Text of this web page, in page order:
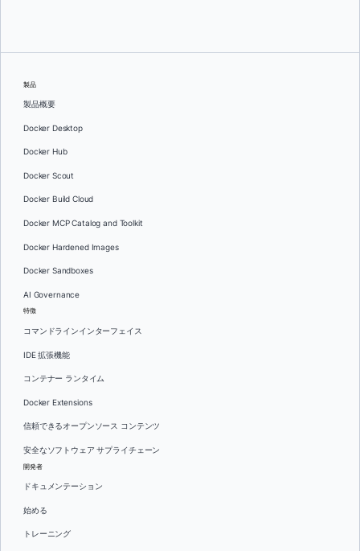
製品
製品概要
Docker Desktop
Docker Hub
Docker Scout
Docker Build Cloud
Docker MCP Catalog and Toolkit
Docker Hardened Images
Docker Sandboxes
AI Governance
特徴
コマンドラインインターフェイス
IDE 拡張機能
コンテナー ランタイム
Docker Extensions
信頼できるオープンソース コンテンツ
安全なソフトウェア サプライチェーン
開発者
ドキュメンテーション
始める
トレーニング